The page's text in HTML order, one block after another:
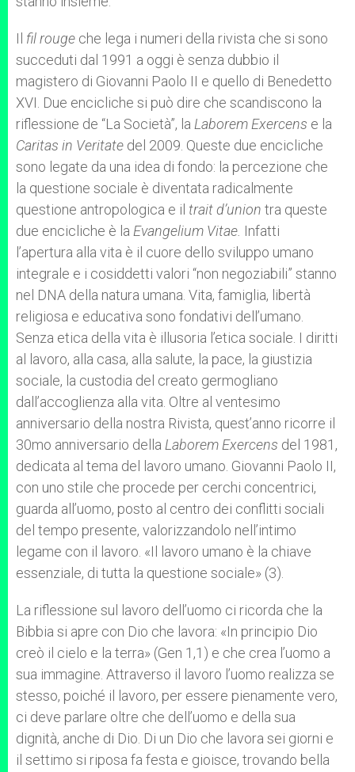
Il fil rouge che lega i numeri della rivista che si sono
succeduti dal 1991 a oggi è senza dubbio il
magistero di Giovanni Paolo II e quello di Benedetto
XVI. Due encicliche si può dire che scandiscono la
riflessione de “La Società”, la Laborem Exercens e la
Caritas in Veritate del 2009. Queste due encicliche
sono legate da una idea di fondo: la percezione che
la questione sociale è diventata radicalmente
questione antropologica e il trait d’union tra queste
due encicliche è la Evangelium Vitae. Infatti
l’apertura alla vita è il cuore dello sviluppo umano
integrale e i cosiddetti valori “non negoziabili” stanno
nel DNA della natura umana. Vita, famiglia, libertà
religiosa e educativa sono fondativi dell’umano.
Senza etica della vita è illusoria l’etica sociale. I diritti
al lavoro, alla casa, alla salute, la pace, la giustizia
sociale, la custodia del creato germogliano
dall’accoglienza alla vita. Oltre al ventesimo
anniversario della nostra Rivista, quest’anno ricorre il
30mo anniversario della Laborem Exercens del 1981,
dedicata al tema del lavoro umano. Giovanni Paolo II,
con uno stile che procede per cerchi concentrici,
guarda all’uomo, posto al centro dei conflitti sociali
del tempo presente, valorizzandolo nell’intimo
legame con il lavoro. «Il lavoro umano è la chiave
essenziale, di tutta la questione sociale» (3).
La riflessione sul lavoro dell’uomo ci ricorda che la
Bibbia si apre con Dio che lavora: «In principio Dio
creò il cielo e la terra» (Gen 1,1) e che crea l’uomo a
sua immagine. Attraverso il lavoro l’uomo realizza se
stesso, poiché il lavoro, per essere pienamente vero,
ci deve parlare oltre che dell’uomo e della sua
dignità, anche di Dio. Di un Dio che lavora sei giorni e
il settimo si riposa fa festa e gioisce, trovando bella